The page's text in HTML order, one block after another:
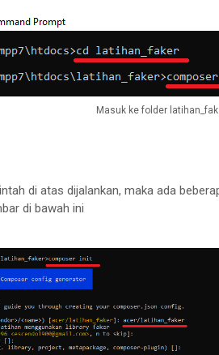
Masuk ke folder
di atas dijalankan, maka ada
di bawah ini